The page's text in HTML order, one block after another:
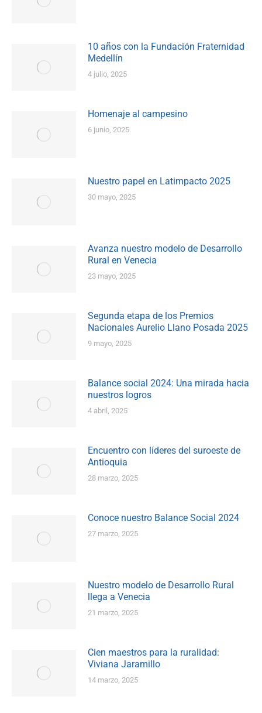
10 años con la Fundación Fraternidad
Medellín
4 julio, 2025
Homenaje al campesino
6 junio, 2025
Nuestro papel en Latimpacto 2025
30 mayo, 2025
Avanza nuestro modelo de Desarrollo
Rural en Venecia
23 mayo, 2025
Segunda etapa de los Premios
Nacionales Aurelio Llano Posada 2025
9 mayo, 2025
Balance social 2024: Una mirada hacia
nuestros logros
4 abril, 2025
Encuentro con líderes del suroeste de
Antioquia
28 marzo, 2025
Conoce nuestro Balance Social 2024
27 marzo, 2025
Nuestro modelo de Desarrollo Rural
llega a Venecia
21 marzo, 2025
Cien maestros para la ruralidad:
Viviana Jaramillo
14 marzo, 2025